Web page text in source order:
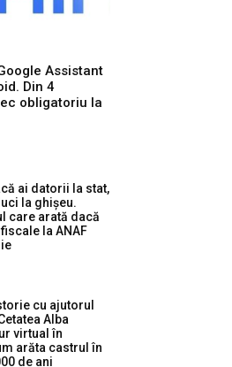
Assistant
Din 4
obligatoriu la
ai datorii la stat,
la ghișeu.
care arată dacă
la ANAF
cu ajutorul
Alba
virtual în
arăta castrul în
de ani